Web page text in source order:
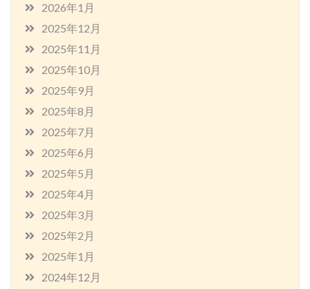
2026年1月
2025年12月
2025年11月
2025年10月
2025年9月
2025年8月
2025年7月
2025年6月
2025年5月
2025年4月
2025年3月
2025年2月
2025年1月
2024年12月